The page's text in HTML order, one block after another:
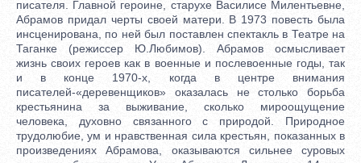
писателя. Главной героине, старухе Василисе Милентьевне,
Абрамов придал черты своей матери. В 1973 повесть была
инсценирована, по ней был поставлен спектакль в Театре на
Таганке (режиссер Ю.Любимов). Абрамов осмысливает
жизнь своих героев как в военные и послевоенные годы, так
и в конце 1970-х, когда в центре внимания
писателей-«деревенщиков» оказалась не столько борьба
крестьянина за выживание, сколько мироощущение
человека, духовно связанного с природой. Природное
трудолюбие, ум и нравственная сила крестьян, показанных в
произведениях Абрамова, оказываются сильнее суровых